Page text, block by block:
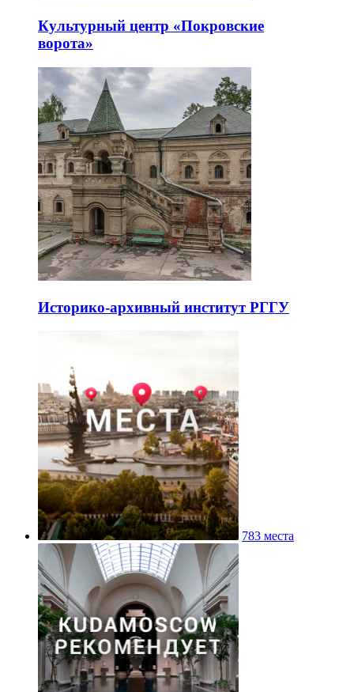
Культурный центр «Покровские
ворота»
Историко-архивный институт РГГУ
783 места